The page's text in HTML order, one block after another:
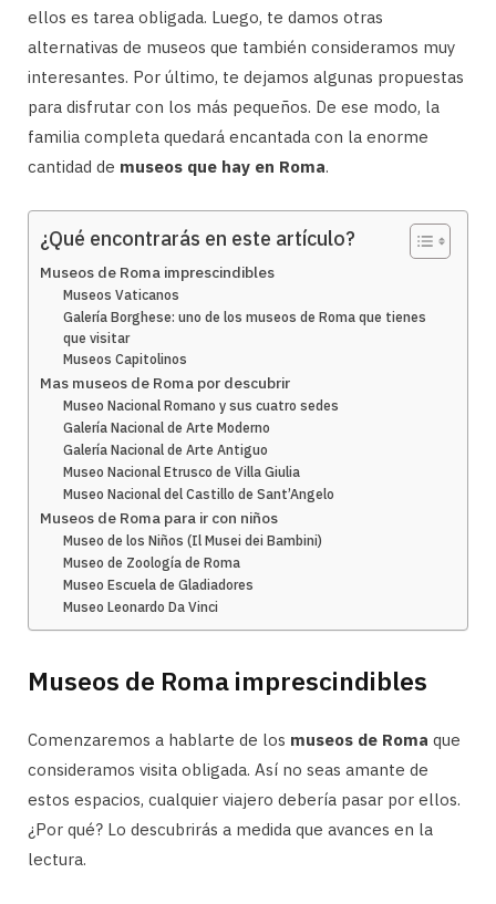
ellos es tarea obligada. Luego, te damos otras
alternativas de museos que también consideramos muy
interesantes. Por último, te dejamos algunas propuestas
para disfrutar con los más pequeños. De ese modo, la
familia completa quedará encantada con la enorme
cantidad de museos que hay en Roma.
¿Qué encontrarás en este artículo?
Museos de Roma imprescindibles
Museos Vaticanos
Galería Borghese: uno de los museos de Roma que tienes
que visitar
Museos Capitolinos
Mas museos de Roma por descubrir
Museo Nacional Romano y sus cuatro sedes
Galería Nacional de Arte Moderno
Galería Nacional de Arte Antiguo
Museo Nacional Etrusco de Villa Giulia
Museo Nacional del Castillo de Sant’Angelo
Museos de Roma para ir con niños
Museo de los Niños (Il Musei dei Bambini)
Museo de Zoología de Roma
Museo Escuela de Gladiadores
Museo Leonardo Da Vinci
Museos de Roma imprescindibles
Comenzaremos a hablarte de los museos de Roma que
consideramos visita obligada. Así no seas amante de
estos espacios, cualquier viajero debería pasar por ellos.
¿Por qué? Lo descubrirás a medida que avances en la
lectura.